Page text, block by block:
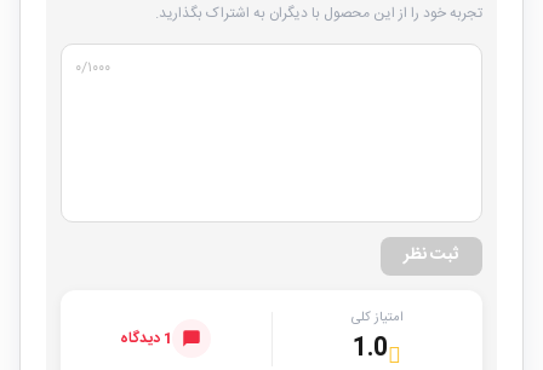
تجربه خود را از این محصول با دیگران به اشتراک بگذارید.
۰/۱۰۰۰
ثبت نظر
امتیاز کلی
1.0 1 دیدگاه